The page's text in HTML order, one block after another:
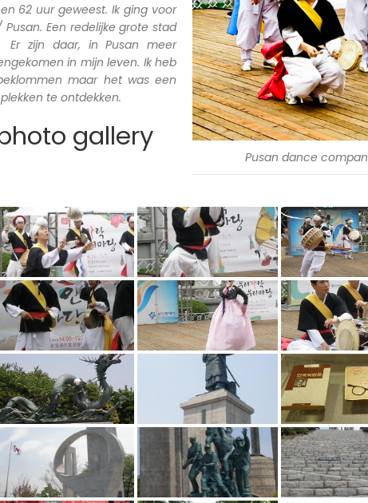
Pusan dance
62 uur geweest. Ik ging voor
Een redelijke grote stad
Er zijn daar, in Pusan meer
in mijn leven. Ik heb
maar het was een
te ontdekken.
gallery